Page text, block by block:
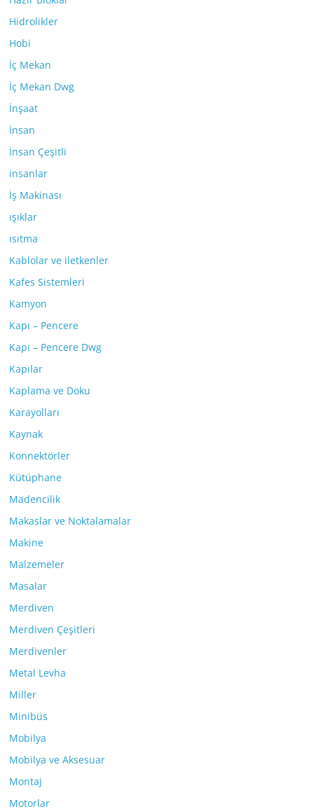
Hidrolikler
Hobi
İç Mekan
İç Mekan Dwg
İnşaat
İnsan
İnsan Çeşitli
insanlar
İş Makinası
ışıklar
ısıtma
Kablolar ve iletkenler
Kafes Sistemleri
Kamyon
Kapı – Pencere
Kapı – Pencere Dwg
Kapılar
Kaplama ve Doku
Karayolları
Kaynak
Konnektörler
Kütüphane
Madencilik
Makaslar ve Noktalamalar
Makine
Malzemeler
Masalar
Merdiven
Merdiven Çeşitleri
Merdivenler
Metal Levha
Miller
Minibüs
Mobilya
Mobilya ve Aksesuar
Montaj
Motorlar